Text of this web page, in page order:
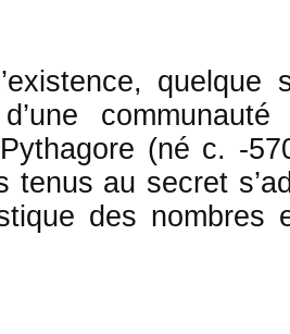
(né c. -
tenus au secret
des nom­bres